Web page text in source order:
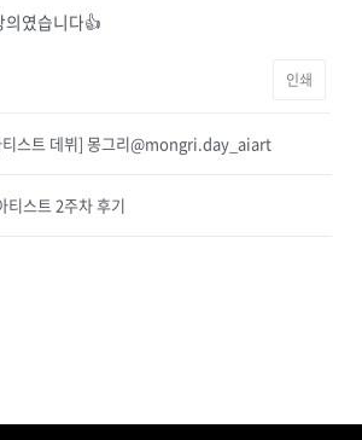
의였습니다👍
인쇄
티스트 데뷔] 몽그리@mongri.day_aiart
티스트 2주차 후기